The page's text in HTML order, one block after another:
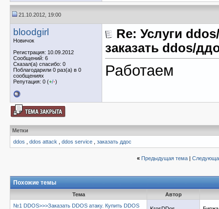
21.10.2012, 19:00
bloodgirl
Новичок
Регистрация: 10.09.2012
Сообщений: 6
Сказал(а) спасибо: 0
Поблагодарили 0 раз(а) в 0
сообщениях
Репутация: 0 (+/-)
Re: Услуги
заказать ddos/
Работаем
Метки
ddos
ddos attack ddos service заказать ддос
« Предыдущая тема|
Похожие темы
Тема
Автор
№1 DDOS>>>Заказать DDOS атаку. Купить DDOS